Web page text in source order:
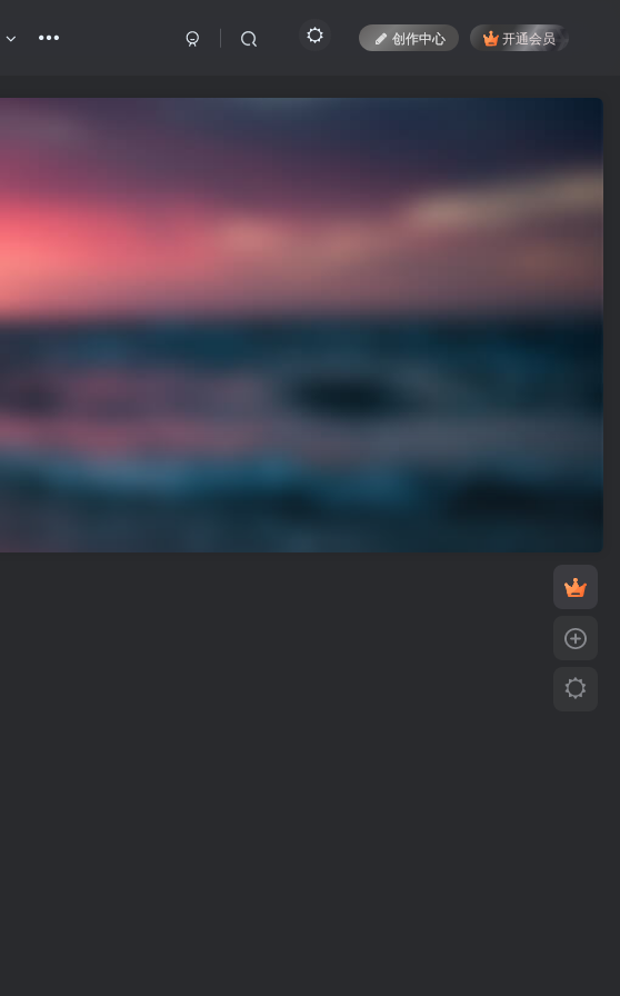
创作中心 开通会员